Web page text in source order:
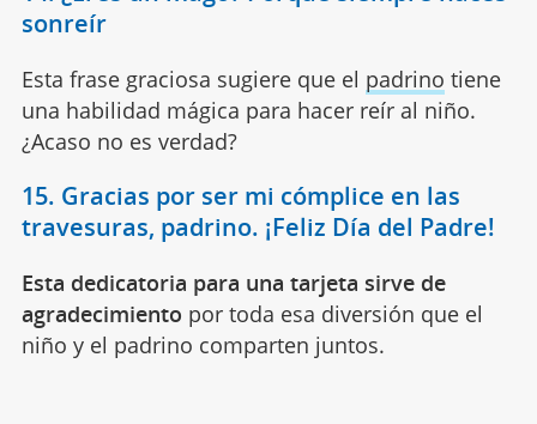
sonreír
Esta frase graciosa sugiere que el padrino tiene
una habilidad mágica para hacer reír al niño.
¿Acaso no es verdad?
15. Gracias por ser mi cómplice en las
travesuras, padrino. ¡Feliz Día del Padre!
Esta dedicatoria para una tarjeta sirve de
agradecimiento por toda esa diversión que el
niño y el padrino comparten juntos.